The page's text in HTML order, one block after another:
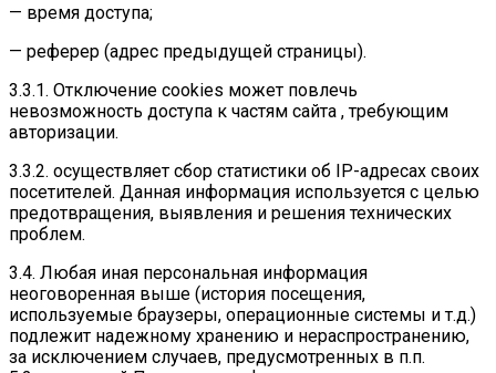
— время доступа;
— реферер (адрес предыдущей страницы).
3.3.1. Отключение cookies может повлечь
невозможность доступа к частям сайта , требующим
авторизации.
3.3.2. осуществляет сбор статистики об IP-адресах своих
посетителей. Данная информация используется с целью
предотвращения, выявления и решения технических
проблем.
3.4. Любая иная персональная информация
неоговоренная выше (история посещения,
используемые браузеры, операционные системы и т.д.)
подлежит надежному хранению и нераспространению,
за исключением случаев, предусмотренных в п.п.